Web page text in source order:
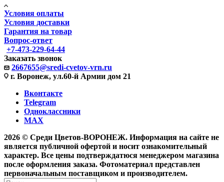
Условия оплаты
Условия доставки
Гарантия на товар
Вопрос-ответ
+7-473-229-64-44
Заказать звонок
2667655@sredi-cvetov-vrn.ru
г. Воронеж, ул.60-й Армии дом 21
Вконтакте
Telegram
Одноклассники
MAX
2026 © Среди Цветов-ВОРОНЕЖ. Информация на сайте не
является публичной офертой и носит ознакомительный
характер. Все цены подтверждатюся менеджером магазина
после оформления заказа. Фотоматериал представлен
первоначальным поставщиком и производителем.